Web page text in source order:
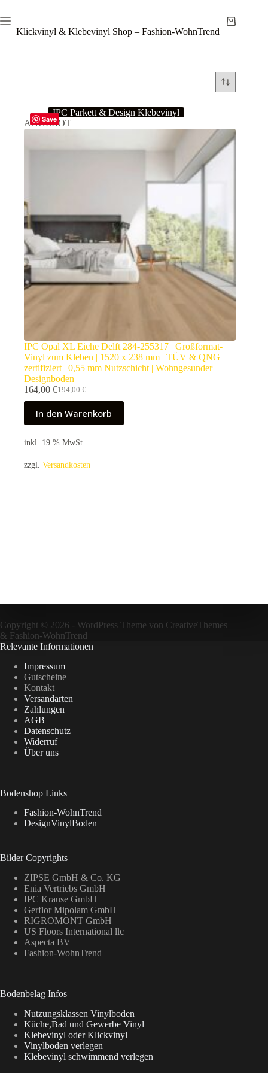
Inhalt
springenKlickvinyl & Klebevinyl Shop – Fashion-WohnTrend
Warenkorb
Save
IPC Parkett & Design Klebevinyl
ANGEBOT
IPC Opal XL Eiche Delft 284-255317 | Großformat-
Vinyl zum Kleben | 1520 x 238 mm | TÜV & QNG
zertifiziert | 0,55 mm Nutzschicht | Wohngesunder
Designboden
194,00€
Ursprünglicher
war:
194,00 €
164,00 €Aktueller
ist:
164,00 €.
In den Warenkorb
inkl. 19 % MwSt.
zzgl. Versandkosten
Copyright © 2026 - WordPress Theme von CreativeThemes
& Fashion-WohnTrend
Relevante Informationen
Impressum
Gutscheine
Kontakt
Versandarten
Zahlungen
AGB
Datenschutz
Widerruf
Über uns
Bodenshop Links
Fashion-WohnTrend
DesignVinylBoden
Bilder Copyrights
ZIPSE GmbH & Co. KG
Enia Vertriebs GmbH
IPC Krause GmbH
Gerflor Mipolam GmbH
RIGROMONT GmbH
US Floors International llc
Aspecta BV
Fashion-WohnTrend
Bodenbelag Infos
Nutzungsklassen Vinylboden
Küche,Bad und Gewerbe Vinyl
Klebevinyl oder Klickvinyl
Vinylboden verlegen
Klebevinyl schwimmend verlegen